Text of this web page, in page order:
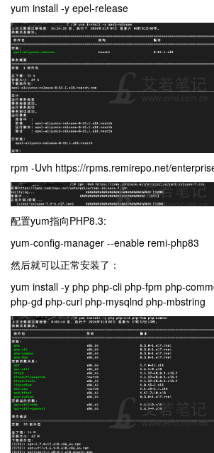
yum install -y epel-release
rpm -Uvh https://rpms.remirepo.net/
配置yum指向PHP8.3:
yum-config-manager --enable remi-php83
然后就可以正常安装了：
yum install -y php php-cli php-fpm php-
php-gd php-curl php-mysqlnd php-mbstring